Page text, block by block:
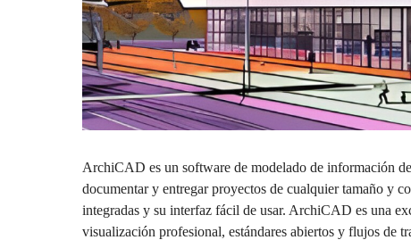
ArchiCAD es un software de modelado de información
documentar y entregar proyectos de cualquier tamaño y
integradas y su interfaz fácil de usar. ArchiCAD es una
visualización profesional, estándares abiertos y flujos de